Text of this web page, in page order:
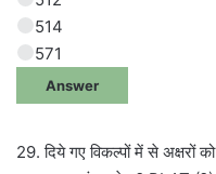
514
571
Answer
29. दिये गए विकल्पों में से अक्षरों